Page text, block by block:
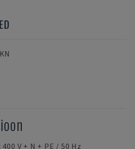
V + N + PE / 50 Hz